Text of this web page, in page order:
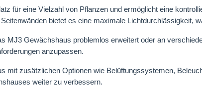
für eine Vielzahl von Pflanzen und ermöglicht eine
bietet es eine maximale Lichtdurchlässigkeit,
MJ3 Gewächshaus problemlos erweitert oder an
anzupassen.
mit zusätzlichen Optionen wie Belüftungssystemen,
weiter zu verbessern.